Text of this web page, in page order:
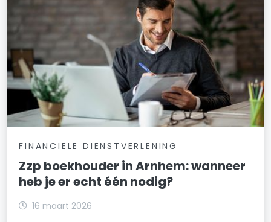
FINANCIELE DIENSTVERLENING
Zzp boekhouder in Arnhem: wanneer
heb je er echt één nodig?
16 maart 2026